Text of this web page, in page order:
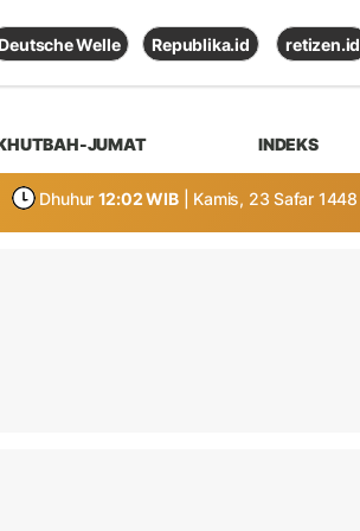
Deutsche Welle Republika.id retizen.id
JUMAT INDEKS
Dhuhur 12:02 WIB | Kamis, 23 Safar 1448